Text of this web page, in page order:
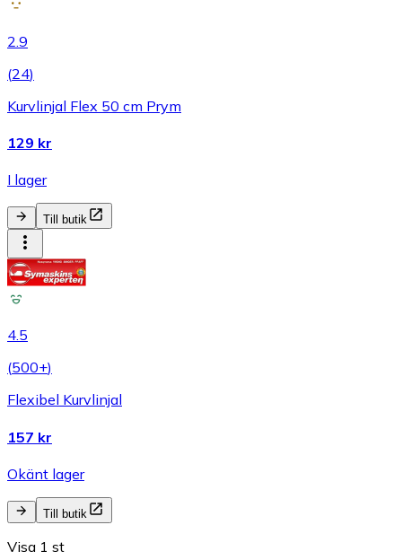
2.9
(24)
Kurvlinjal Flex 50 cm Prym
129 kr
I lager
Till butik
4.5
(500+)
Flexibel Kurvlinjal
157 kr
Okänt lager
Till butik
Visa 1 st